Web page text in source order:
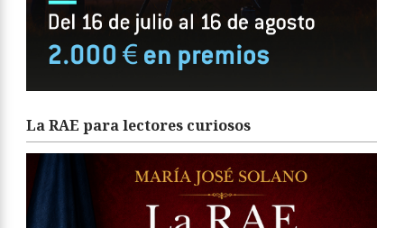
La RAE para lectores curiosos